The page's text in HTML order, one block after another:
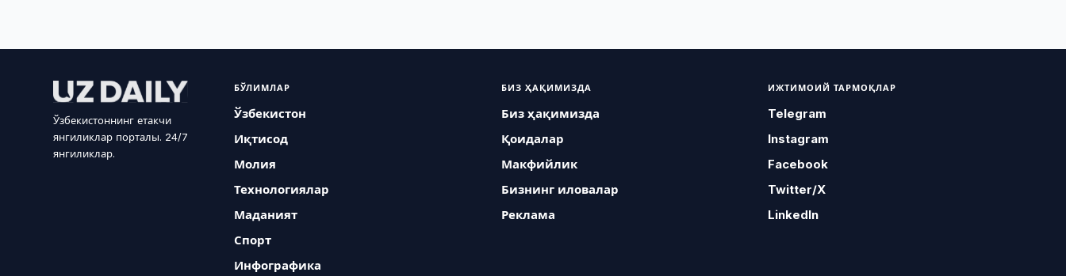
Ўзбекистоннинг етакчи
янгиликлар порталы. 24/7
янгиликлар.
БЎЛИМЛАР
Ўзбекистон
Иқтисод
Молия
Технологиялар
Маданият
Спорт
Инфографика
БИЗ ҲАҚИМИЗДА
Биз ҳақимизда
Қоидалар
Макфийлик
Бизнинг иловалар
Реклама
ИЖТИМОИЙ ТАРМОҚЛАР
Telegram
Instagram
Facebook
Twitter/X
LinkedIn